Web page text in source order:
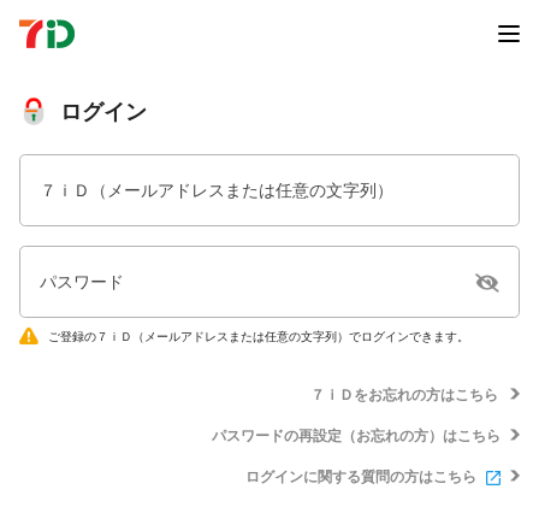
ログイン
７ｉＤ（メールアドレスまたは任意の文字列）
パスワード
ご登録の７ｉＤ（メールアドレスまたは任意の文字列）でログインできます。
７ｉＤをお忘れの方はこちら
パスワードの再設定（お忘れの方）はこちら
ログインに関する質問の方はこちら